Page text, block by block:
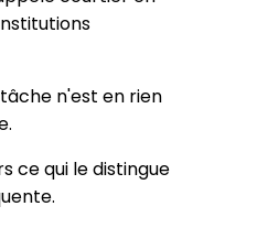
n'est en rien
ce qui le distingue